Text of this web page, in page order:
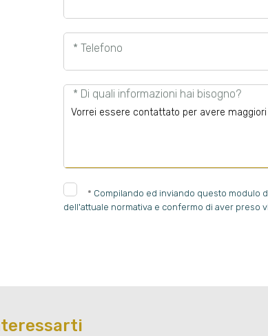
* Telefono
* Di quali informazioni hai bisogno?
* Compilando ed inviando questo modulo
dell'attuale normativa e confermo di aver preso